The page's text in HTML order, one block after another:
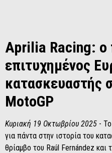
Aprilia Racing: ο
επιτυχημένος
κατασκευαστής
MotoGP
Κυριακή 19 Οκτωβρίου 2025 -
για πάντα στην ιστορία του
θρίαμβο του Raúl Fernández και